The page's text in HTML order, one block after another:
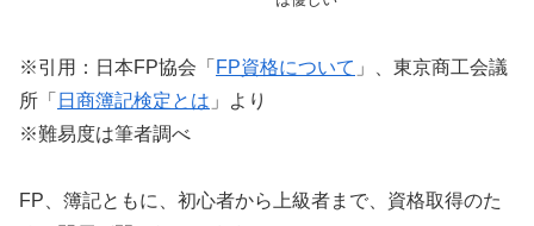
※引用：日本FP協会「 FP資格について 」、東京商工会議
所「 日商簿記検定とは 」より
※難易度は筆者調べ
FP、簿記ともに、初心者から上級者まで、資格取得のた